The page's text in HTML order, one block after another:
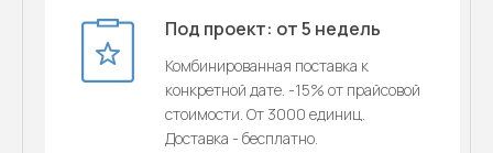
Под проект: от 5 недель
Комбинированная поставка к
конкретной дате. -15% от прайсовой
стоимости. От 3000 единиц.
Доставка - бесплатно.